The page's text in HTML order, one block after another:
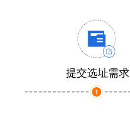
提交选址需求